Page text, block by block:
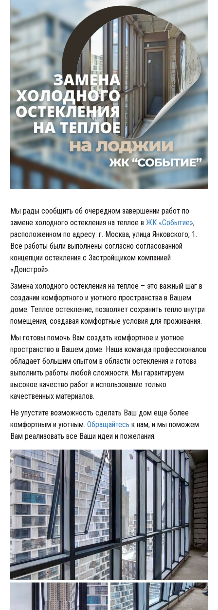
Мы рады сообщить об очередном завершении работ по
замене холодного остекления на теплое в ЖК «Событие»,
расположенном по адресу: г. Москва, улица Янковского, 1.
Все работы были выполнены согласно согласованной
концепции остекления с Застройщиком компанией
«Донстрой».
Замена холодного остекления на теплое – это важный шаг в
создании комфортного и уютного пространства в Вашем
доме. Теплое остекление, позволяет сохранить тепло внутри
помещения, создавая комфортные условия для проживания.
Мы готовы помочь Вам создать комфортное и уютное
пространство в Вашем доме. Наша команда профессионалов
обладает большим опытом в области остекления и готова
выполнить работы любой сложности. Мы гарантируем
высокое качество работ и использование только
качественных материалов.
Не упустите возможность сделать Ваш дом еще более
комфортным и уютным. Обращайтесь к нам, и мы поможем
Вам реализовать все Ваши идеи и пожелания.